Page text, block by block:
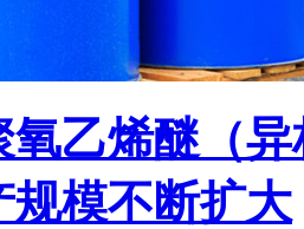
氧乙烯醚（
规模不断扩大